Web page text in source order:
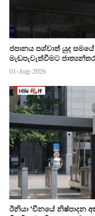
ජපානය පශ්චාත් යුද
මැඩපැවැත්වීමට
01-Aug-2026
ඊනියා ‘චීනයේ නිෂ්පාදන